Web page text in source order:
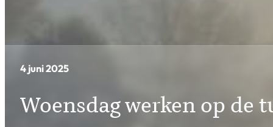
4 juni 2025
Woensdag werken op de